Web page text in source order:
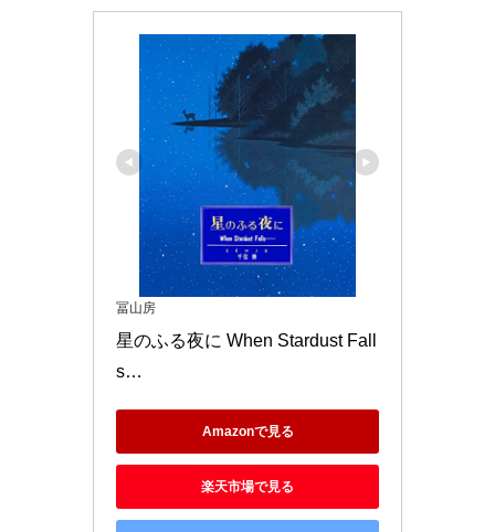
冨山房
星のふる夜に When Stardust Fall
s…
Amazonで見る
楽天市場で見る